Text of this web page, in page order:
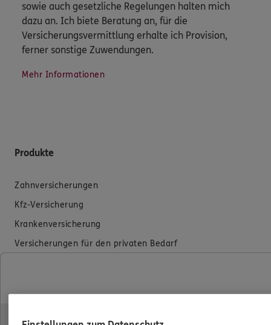
sowie auch gesetzliche Regelungen halten mich
dazu an. Ich biete Beratung an, für die
Versicherungsvermittlung erhalte ich Provision,
ferner sonstige Zuwendungen.
Mehr Informationen
Produkte
Zahnversicherungen
Kfz-Versicherung
Krankenversicherung
Versicherungen für den privaten Bedarf
Hilfe & Services